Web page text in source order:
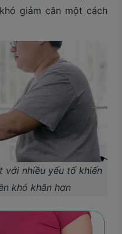
giảm cân một cách
với nhiều yếu tố khiến
khó khăn hơn